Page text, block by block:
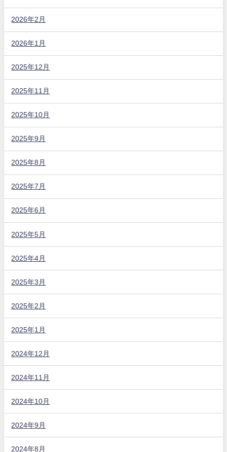
2026年2月
2026年1月
2025年12月
2025年11月
2025年10月
2025年9月
2025年8月
2025年7月
2025年6月
2025年5月
2025年4月
2025年3月
2025年2月
2025年1月
2024年12月
2024年11月
2024年10月
2024年9月
2024年8月